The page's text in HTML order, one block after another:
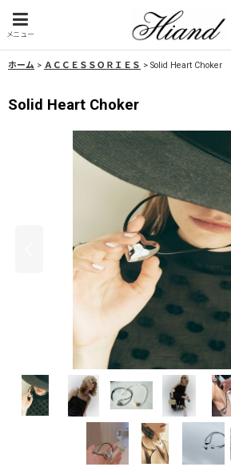
メニュー
ホーム > ＡＣＣＥＳＳＯＲＩＥＳ > Solid Heart Choker
Solid Heart Choker